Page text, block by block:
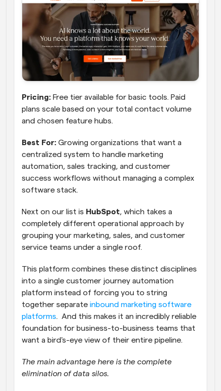
Pricing: Free tier available for basic tools. Paid
plans scale based on your total contact volume
and chosen feature hubs.
Best For: Growing organizations that want a
centralized system to handle marketing
automation, sales tracking, and customer
success workflows without managing a complex
software stack.
Next on our list is HubSpot, which takes a
completely different operational approach by
grouping your marketing, sales, and customer
service teams under a single roof.
This platform combines these distinct disciplines
into a single customer journey automation
platform instead of forcing you to string
together separate inbound marketing software
platforms.  And this makes it an incredibly reliable
foundation for business-to-business teams that
want a bird's-eye view of their entire pipeline.
The main advantage here is the complete
elimination of data silos.